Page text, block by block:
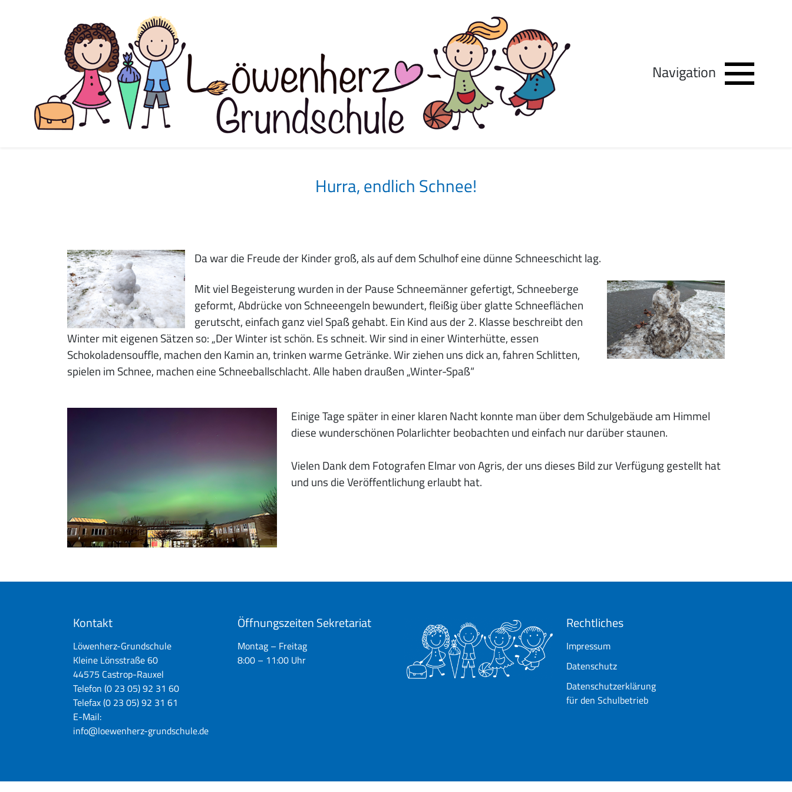
Navigation
Hurra, endlich Schnee!
Da war die Freude der Kinder groß, als auf dem Schulhof eine dünne Schneeschicht lag.
Mit viel Begeisterung wurden in der Pause Schneemänner gefertigt, Schneeberge
geformt, Abdrücke von Schneeengeln bewundert, fleißig über glatte Schneeflächen
gerutscht, einfach ganz viel Spaß gehabt. Ein Kind aus der 2. Klasse beschreibt den
Winter mit eigenen Sätzen so: „Der Winter ist schön. Es schneit. Wir sind in einer Winterhütte, essen
Schokoladensouffle, machen den Kamin an, trinken warme Getränke. Wir ziehen uns dick an, fahren Schlitten,
spielen im Schnee, machen eine Schneeballschlacht. Alle haben draußen „Winter-Spaß“
Einige Tage später in einer klaren Nacht konnte man über dem Schulgebäude am Himmel
diese wunderschönen Polarlichter beobachten und einfach nur darüber staunen.
Vielen Dank dem Fotografen Elmar von Agris, der uns dieses Bild zur Verfügung gestellt hat
und uns die Veröffentlichung erlaubt hat.
Kontakt
Löwenherz-Grundschule
Kleine Lönsstraße 60
44575 Castrop-Rauxel
Telefon (0 23 05) 92 31 60
Telefax (0 23 05) 92 31 61
E-Mail:
info@loewenherz-grundschule.de
Öffnungszeiten Sekretariat
Montag – Freitag
8:00 – 11:00 Uhr
Rechtliches
Impressum
Datenschutz
Datenschutzerklärung
für den Schulbetrieb